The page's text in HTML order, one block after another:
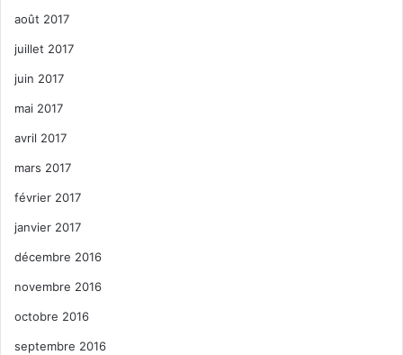
août 2017
juillet 2017
juin 2017
mai 2017
avril 2017
mars 2017
février 2017
janvier 2017
décembre 2016
novembre 2016
octobre 2016
septembre 2016